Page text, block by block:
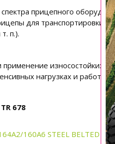
прицепного
для транспортировки
п.).
применение износостойких
нагрузках и работе в
678
160A6 STEEL BELTED TL